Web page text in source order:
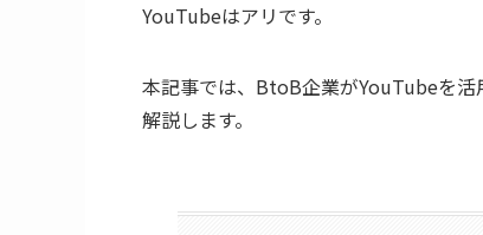
YouTubeはアリです。
本記事では、BtoB企業がYouTubeを活
解説します。